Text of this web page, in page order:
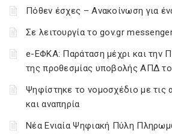
Πόθεν έσχες – Ανακοίνωση για
Σε λειτουργία το gov.gr
e-ΕΦΚΑ: Παράταση μέχρι και την
της προθεσμίας υποβολής ΑΠΔ
Ψηφίστηκε το νομοσχέδιο με τις
και αναπηρία
Νέα Ενιαία Ψηφιακή Πύλη